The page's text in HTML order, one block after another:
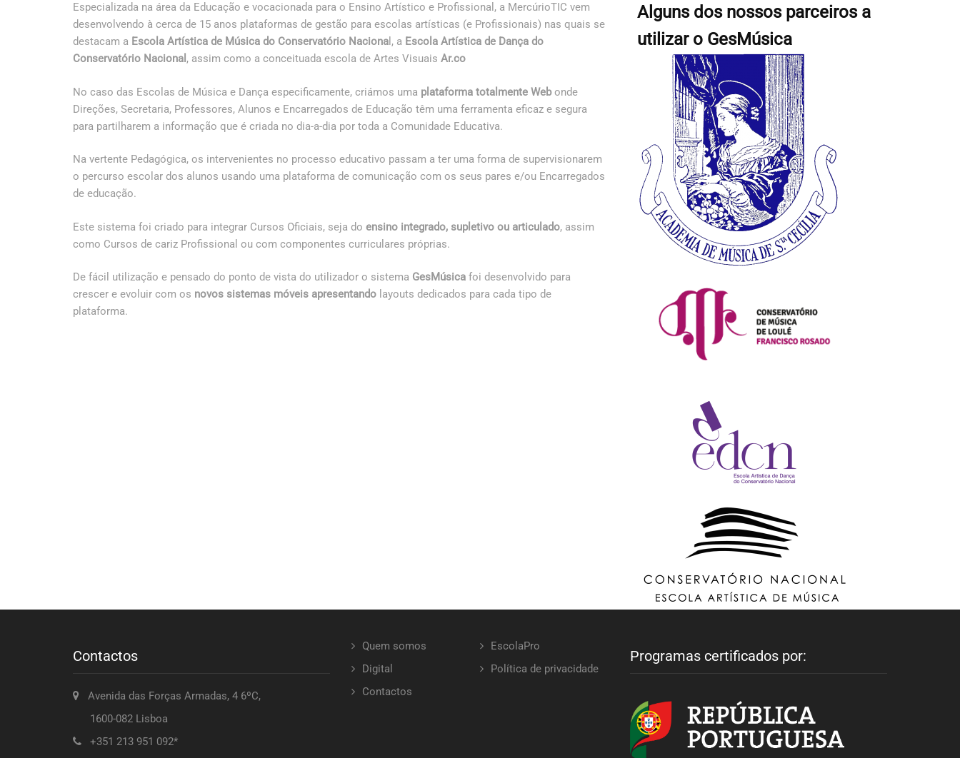
Especializada na área da Educação e vocacionada para o Ensino Artístico e Profissional, a MercúrioTIC vem
desenvolvendo à cerca de 15 anos plataformas de gestão para escolas artísticas (e Profissionais) nas quais se
destacam a Escola Artística de Música do Conservatório Naciona l, a Escola Artística de Dança do
Conservatório Nacional , assim como a conceituada escola de Artes Visuais Ar.co
No caso das Escolas de Música e Dança especificamente, criámos uma plataforma totalmente Webonde
Direções, Secretaria, Professores, Alunos e Encarregados de Educação têm uma ferramenta eficaz e segura
para partilharem a informação que é criada no dia-a-dia por toda a Comunidade Educativa.
Na vertente Pedagógica, os intervenientes no processo educativo passam a ter uma forma de supervisionarem
o percurso escolar dos alunos usando uma plataforma de comunicação com os seus pares e/ou Encarregados
de educação.
Este sistema foi criado para integrar Cursos Oficiais, seja do ensino integrado, supletivo ou articulado, assim
como Cursos de cariz Profissional ou com componentes curriculares próprias.
De fácil utilização e pensado do ponto de vista do utilizador o sistema GesMúsica foi desenvolvido para
crescer e evoluir com os novos sistemas móveis apresentando layouts dedicados para cada tipo de
plataforma.
Alguns dos nossos parceiros a
utilizar o GesMúsica
Contactos
Avenida das Forças Armadas, 4 6ºC,
1600-082 Lisboa
+351 213 951 092*
Quem somos
EscolaPro
Digital
Política de privacidade
Contactos
Programas certificados por: